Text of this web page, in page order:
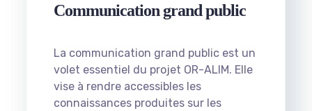
Communication grand public
La communication grand public est un
volet essentiel du projet OR-ALIM. Elle
vise à rendre accessibles les
connaissances produites sur les